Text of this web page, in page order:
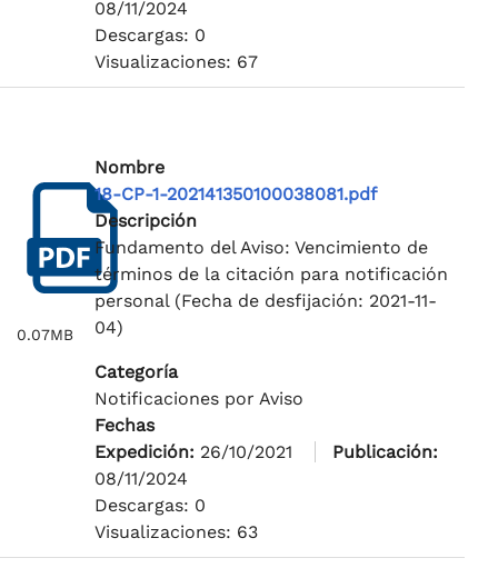
08/11/2024
Descargas: 0
Visualizaciones: 67
0.07MB
Nombre
18-CP-1-202141350100038081.pdf
Descripción
Fundamento del Aviso: Vencimiento de
términos de la citación para notificación
personal (Fecha de desfijación: 2021-11-
04)
Categoría
Notificaciones por Aviso
Fechas
Expedición: 26/10/2021
Publicación:
08/11/2024
Descargas: 0
Visualizaciones: 63